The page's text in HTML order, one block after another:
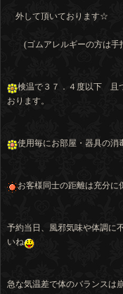
外して頂いております☆
(ゴムアレルギーの方は手
検温で３７．４度以下 且
おります。
使用毎にお部屋・器具の消
お客様同士の距離は充分に
予約当日、風邪気味や体調に
いね
急な気温差で体のバランスは